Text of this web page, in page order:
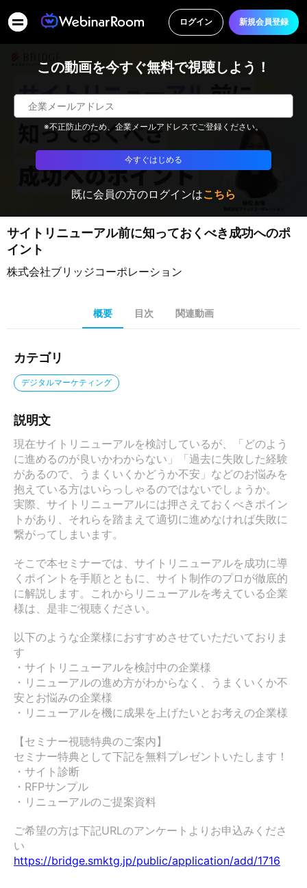
ログイン 新規会員登録
この動画を今すぐ無料で視聴しよう！
※不正防止のため、企業メールアドレスでご登録ください。
今すぐはじめる
既に会員の方のログインはこちら
サイトリニューアル前に知っておくべき成功へのポ
イント
株式会社ブリッジコーポレーション
概要 目次 関連動画
カテゴリ
デジタルマーケティング
説明文
現在サイトリニューアルを検討しているが、「どのよう
に進めるのが良いかわからない」「過去に失敗した経験
があるので、うまくいくかどうか不安」などのお悩みを
抱えている方はいらっしゃるのではないでしょうか。
実際、サイトリニューアルには押さえておくべきポイン
トがあり、それらを踏まえて適切に進めなければ失敗に
繋がってしまいます。
そこで本セミナーでは、サイトリニューアルを成功に導
くポイントを手順とともに、サイト制作のプロが徹底的
に解説します。これからリニューアルを考えている企業
様は、是非ご視聴ください。
以下のような企業様におすすめさせていただいておりま
す
・サイトリニューアルを検討中の企業様
・リニューアルの進め方がわからなく、うまくいくか不
安とお悩みの企業様
・リニューアルを機に成果を上げたいとお考えの企業様
【セミナー視聴特典のご案内】
セミナー特典として下記を無料プレゼントいたします！
・サイト診断
・RFPサンプル
・リニューアルのご提案資料
ご希望の方は下記URLのアンケートよりお申込みくださ
https://bridge.smktg.jp/public/application/add/1716